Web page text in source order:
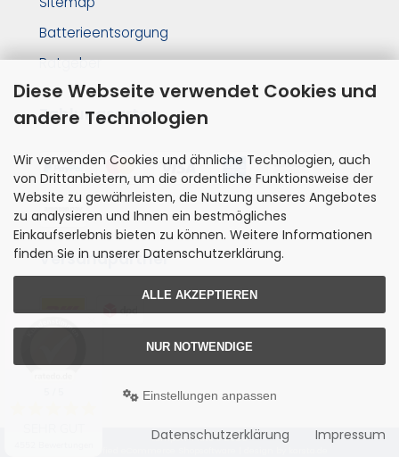
Batterieentsorgung
Ratgeber
Zahlungsarten
Versandpartner
Lampen-Platz © 2026
Diese Webseite verwendet Cookies und
andere Technologien
Wir verwenden Cookies und ähnliche Technologien, auch
von Drittanbietern, um die ordentliche Funktionsweise der
Website zu gewährleisten, die Nutzung unseres Angebotes
zu analysieren und Ihnen ein bestmögliches
Einkaufserlebnis bieten zu können. Weitere Informationen
finden Sie in unserer Datenschutzerklärung.
ALLE AKZEPTIEREN
NUR NOTWENDIGE
Einstellungen anpassen
Datenschutzerklärung Impressum